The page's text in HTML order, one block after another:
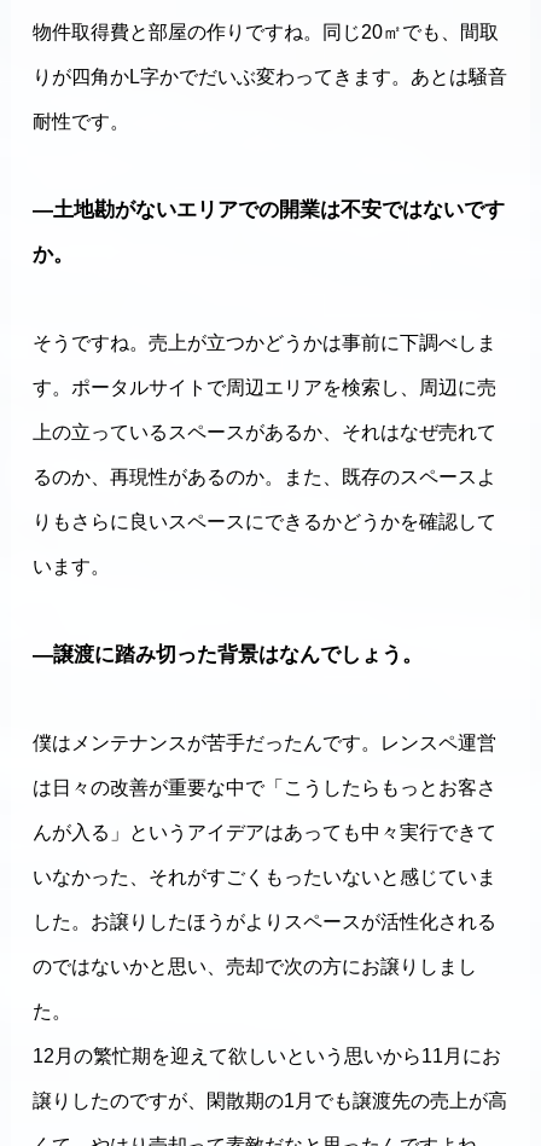
物件取得費と部屋の作りですね。同じ20㎡でも、間取
りが四角かL字かでだいぶ変わってきます。あとは騒音
耐性です。
―土地勘がないエリアでの開業は不安ではないです
か。
そうですね。売上が立つかどうかは事前に下調べしま
す。ポータルサイトで周辺エリアを検索し、周辺に売
上の立っているスペースがあるか、それはなぜ売れて
るのか、再現性があるのか。また、既存のスペースよ
りもさらに良いスペースにできるかどうかを確認して
います。
―譲渡に踏み切った背景はなんでしょう。
僕はメンテナンスが苦手だったんです。レンスペ運営
は日々の改善が重要な中で「こうしたらもっとお客さ
んが入る」というアイデアはあっても中々実行できて
いなかった、それがすごくもったいないと感じていま
した。お譲りしたほうがよりスペースが活性化される
のではないかと思い、売却で次の方にお譲りしまし
た。
12月の繁忙期を迎えて欲しいという思いから11月にお
譲りしたのですが、閑散期の1月でも譲渡先の売上が高